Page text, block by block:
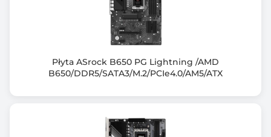
Uwagi do pamięci RAM
Max. overclocking frequency
- 1DPC 2R Max. speed up to 6400+ MHz
- 2DPC 2R Max. speed up to 5400+ MHz
Zintegrowany kontroler SATA
Płyta ASrock B650 PG Lightning /AMD
B650/DDR5/SATA3/M.2/PCIe4.0/AM5/ATX